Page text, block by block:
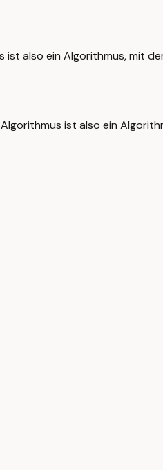
also ein Algorithmus, mit
ist also ein